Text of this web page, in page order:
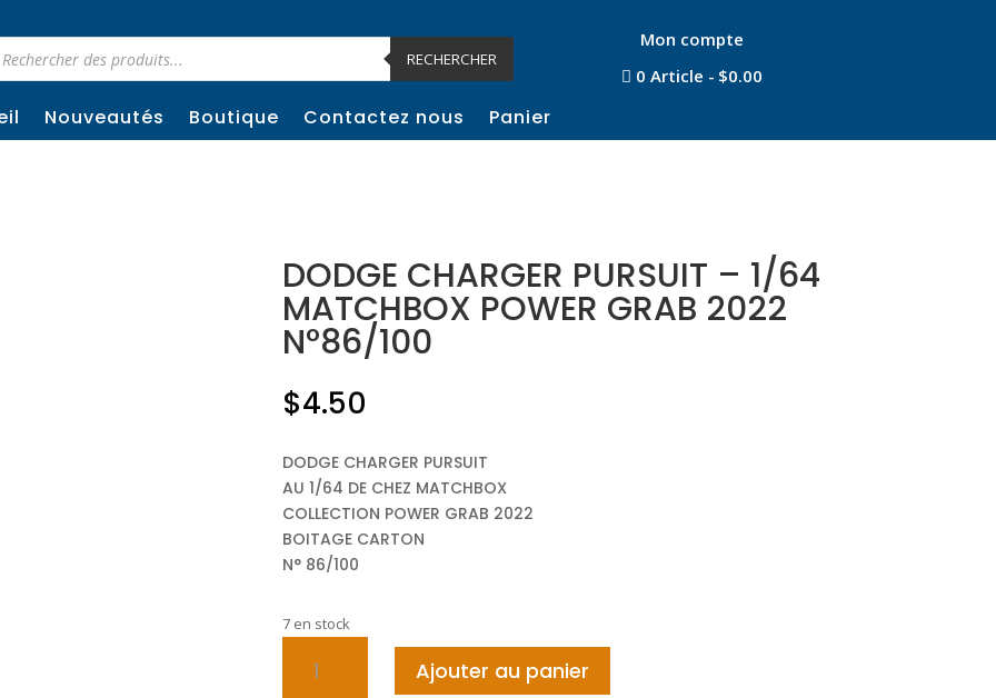
RECHERCHER
Mon compte
0 Article
$0.00
Nouveautés Boutique Contactez nous Panier
DODGE CHARGER PURSUIT – 1/64
MATCHBOX POWER GRAB 2022
N°86/100
$4.50
DODGE CHARGER PURSUIT
AU 1/64 DE CHEZ MATCHBOX
COLLECTION POWER GRAB 2022
BOITAGE CARTON
N° 86/100
7 en stock
Ajouter au panier